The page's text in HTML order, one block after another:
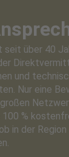
seit über 40
und
Nur eine
%
in der